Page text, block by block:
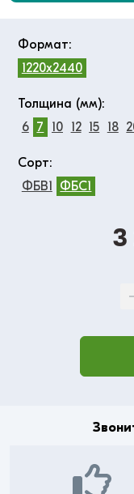
Формат:
1220x2440
Толщина (мм):
6 7 10 12 15 18
Сорт:
ФБВ1
ФБС1
3